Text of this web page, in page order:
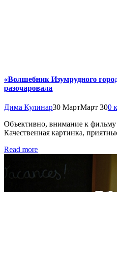
«Волшебник Изумрудного
разочаровала
Дима Кулинар30 МартМарт 300
Объективно, внимание к фильму
Качественная картинка,
Read more